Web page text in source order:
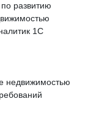
развитию
1С
недвижимостью